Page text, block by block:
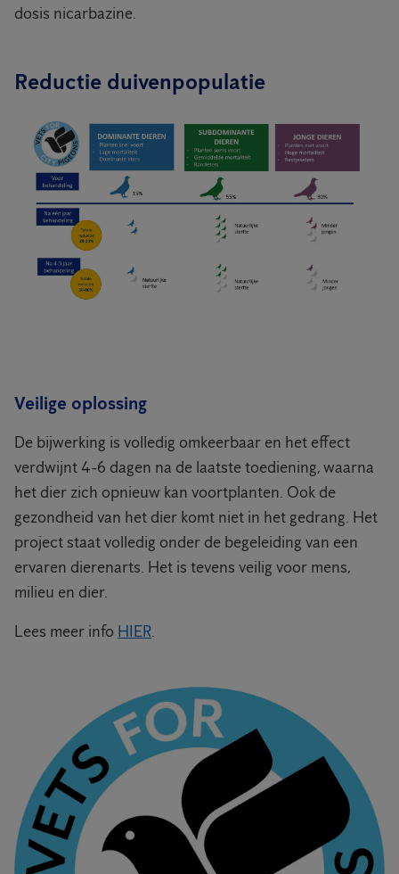
dosis nicarbazine.
Reductie duivenpopulatie
Veilige oplossing
De bijwerking is volledig omkeerbaar en het effect
verdwijnt 4-6 dagen na de laatste toediening, waarna
het dier zich opnieuw kan voortplanten. Ook de
gezondheid van het dier komt niet in het gedrang. Het
project staat volledig onder de begeleiding van een
ervaren dierenarts. Het is tevens veilig voor mens,
milieu en dier.
Lees meer info HIER.